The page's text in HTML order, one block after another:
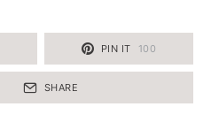
PIN IT 100
SHARE